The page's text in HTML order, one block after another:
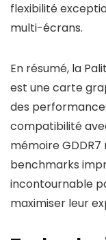
flexibilité
multi-écrans.
En résumé, la
est une carte
des
compatibilité
mémoire
benchmarks
incontournable
maximiser leur